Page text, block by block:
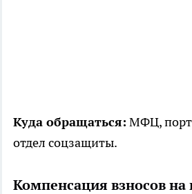
Куда обращаться: МФЦ,
отдел соцзащиты.
Компенсация взносов